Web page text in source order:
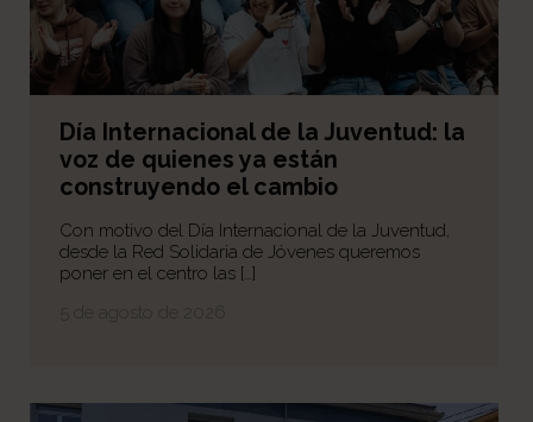
Día Internacional de la Juventud: la
voz de quienes ya están
construyendo el cambio
Con motivo del Día Internacional de la Juventud,
desde la Red Solidaria de Jóvenes queremos
poner en el centro las […]